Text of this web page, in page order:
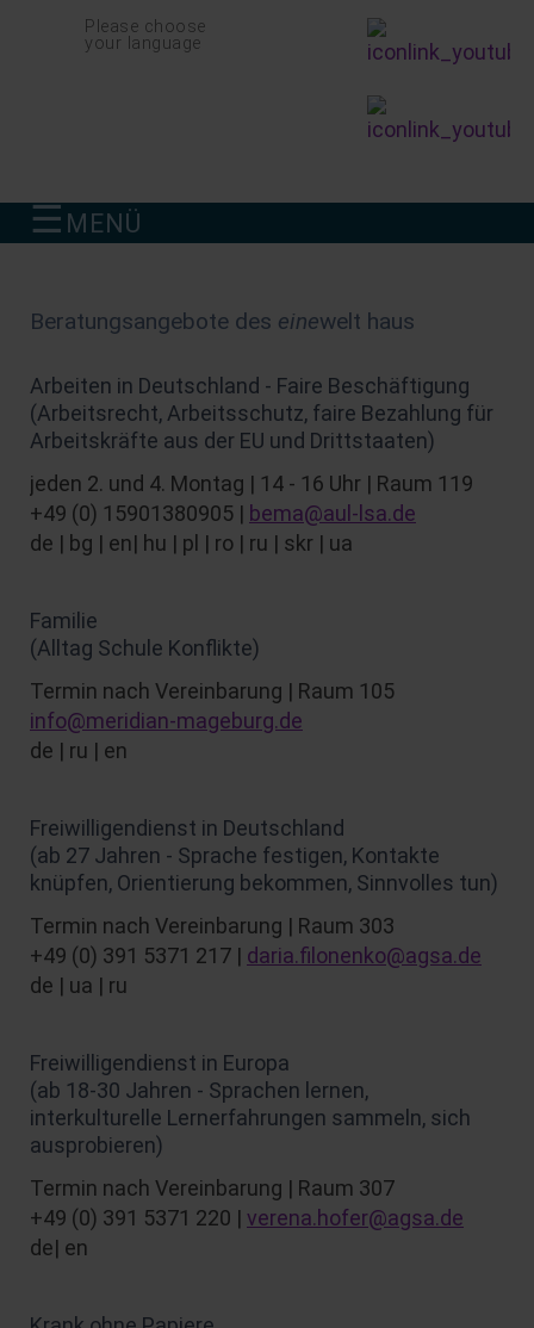
Navigation
überspringenPlease choose
your language
☰ MENÜ
Beratungsangebote des einewelt haus
Arbeiten in Deutschland - Faire Beschäftigung
(Arbeitsrecht, Arbeitsschutz, faire Bezahlung für
Arbeitskräfte aus der EU und Drittstaaten)
jeden 2. und 4. Montag | 14 - 16 Uhr | Raum 119
+49 (0) 15901380905 | bema@aul-lsa.de
de | bg | en| hu | pl | ro | ru | skr | ua
Familie
(Alltag Schule Konflikte)
Termin nach Vereinbarung | Raum 105
info@meridian-mageburg.de
de | ru | en
Freiwilligendienst in Deutschland
(ab 27 Jahren - Sprache festigen, Kontakte
knüpfen, Orientierung bekommen, Sinnvolles tun)
Termin nach Vereinbarung | Raum 303
+49 (0) 391 5371 217 | daria.filonenko@agsa.de
de | ua | ru
Freiwilligendienst in Europa
(ab 18-30 Jahren - Sprachen lernen,
interkulturelle Lernerfahrungen sammeln, sich
ausprobieren)
Termin nach Vereinbarung | Raum 307
+49 (0) 391 5371 220 | verena.hofer@agsa.de
de| en